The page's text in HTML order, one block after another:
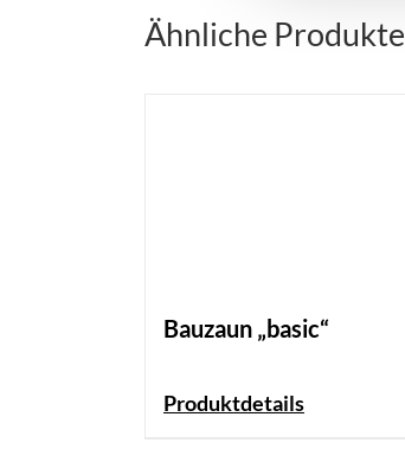
Ähnliche Produkte
Bauzaun „basic“
Produktdetails